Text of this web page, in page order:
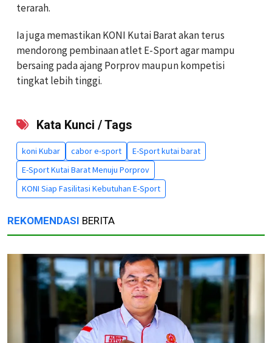
terarah.
Ia juga memastikan KONI Kutai Barat akan terus
mendorong pembinaan atlet E-Sport agar mampu
bersaing pada ajang Porprov maupun kompetisi
tingkat lebih tinggi.
Kata Kunci / Tags
koni Kubar cabor e-sport
E-Sport kutai barat
E-Sport Kutai Barat Menuju Porprov
KONI Siap Fasilitasi Kebutuhan E-Sport
REKOMENDASI BERITA